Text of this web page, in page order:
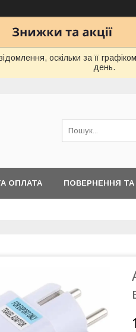
оскільки за її
день.
ОПЛАТА ПОВЕРНЕННЯ ТА